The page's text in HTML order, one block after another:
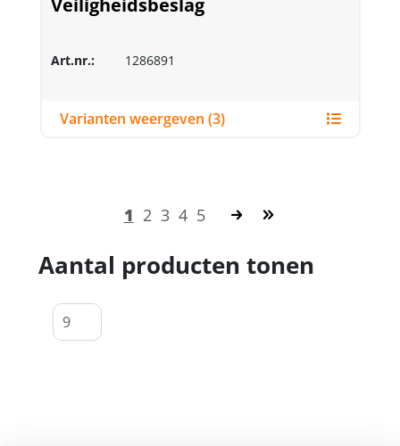
Veiligheidsbeslag
Art.nr.: 1286891
Varianten weergeven (3)
1 2 3 4 5
Aantal producten tonen